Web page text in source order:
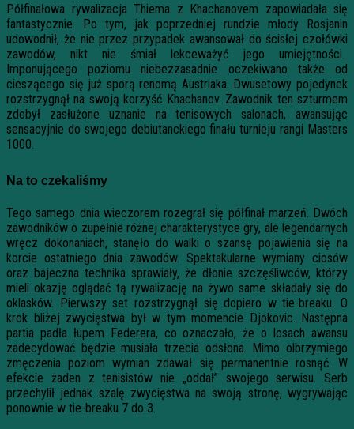
Półfinałowa rywalizacja Thiema z Khachanovem zapowiadała się
fantastycznie. Po tym, jak poprzedniej rundzie młody Rosjanin
udowodnił, że nie przez przypadek awansował do ścisłej czołówki
zawodów, nikt nie śmiał lekceważyć jego umiejętności.
Imponującego poziomu niebezzasadnie oczekiwano także od
cieszącego się już sporą renomą Austriaka. Dwusetowy pojedynek
rozstrzygnął na swoją korzyść Khachanov. Zawodnik ten szturmem
zdobył zasłużone uznanie na tenisowych salonach, awansując
sensacyjnie do swojego debiutanckiego finału turnieju rangi Masters
1000.
Na to czekaliśmy
Tego samego dnia wieczorem rozegrał się półfinał marzeń. Dwóch
zawodników o zupełnie różnej charakterystyce gry, ale legendarnych
wręcz dokonaniach, stanęło do walki o szansę pojawienia się na
korcie ostatniego dnia zawodów. Spektakularne wymiany ciosów
oraz bajeczna technika sprawiały, że dłonie szczęśliwców, którzy
mieli okazję oglądać tą rywalizację na żywo same składały się do
oklasków. Pierwszy set rozstrzygnął się dopiero w tie-breaku. O
krok bliżej zwycięstwa był w tym momencie Djokovic. Następna
partia padła łupem Federera, co oznaczało, że o losach awansu
zadecydować będzie musiała trzecia odsłona. Mimo olbrzymiego
zmęczenia poziom wymian zdawał się permanentnie rosnąć. W
efekcie żaden z tenisistów nie „oddał” swojego serwisu. Serb
przechylił jednak szalę zwycięstwa na swoją stronę, wygrywając
ponownie w tie-breaku 7 do 3.